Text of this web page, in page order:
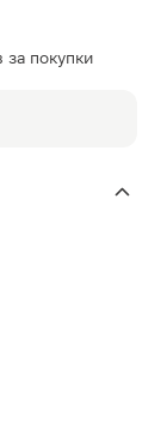
за покупки